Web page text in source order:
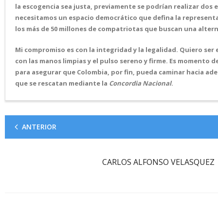
la escogencia sea justa, previamente se podrían realizar
necesitamos un espacio democrático que defina la
los más de 50 millones de compatriotas que buscan una
Mi compromiso es con la integridad y la legalidad. Quiero
con las manos limpias y el pulso sereno y firme. Es
para asegurar que Colombia, por fin, pueda caminar hacia
que se rescatan mediante la Concordia Nacional.
ANTERIOR
CARLOS ALFONSO VELASQUEZ